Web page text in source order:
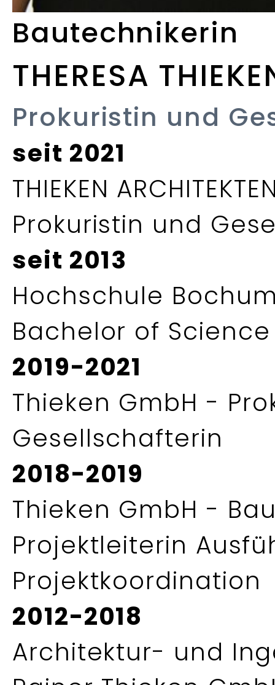
Bautechnikerin
THERESA
Prokuristin und
seit 2021
THIEKEN
Prokuristin und
seit 2013
Hochschule
Bachelor of Science
2019-2021
Thieken GmbH -
Gesellschafterin
2018-2019
Thieken GmbH -
Projektleiterin
Projektkoordination
2012-2018
Architektur- und